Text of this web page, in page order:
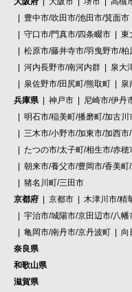
豊中市/吹田市/池田市/箕面市
守口市/門真市/四条畷市
東
松原市/藤井寺市/羽曳野市/柏
河内長野市/南河内群
泉大
泉佐野市/田尻町/熊取町
泉
兵庫県
神戸市
尼崎市/伊丹
明石市/稲美町/播磨町/加古川
三木市/小野市/加東市/加西
たつの市/太子町/相生市/赤
朝来市/養父市/豊岡市/香美町
猪名川町/三田市
京都府
京都市
木津川市/精
宇治市/城陽市/京田辺市/八
亀岡市/南丹市/京丹波町
向
奈良県
和歌山県
滋賀県